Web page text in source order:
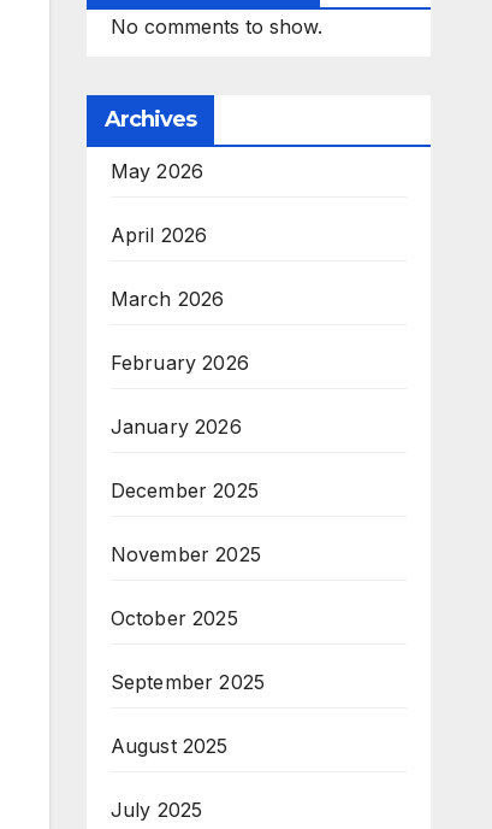
No comments to show.
Archives
May 2026
April 2026
March 2026
February 2026
January 2026
December 2025
November 2025
October 2025
September 2025
August 2025
July 2025